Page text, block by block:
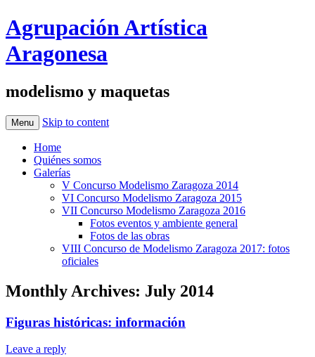
Agrupación Artística
Aragonesa
modelismo y maquetas
Menu Skip to content
Home
Quiénes somos
Galerías
V Concurso Modelismo Zaragoza 2014
VI Concurso Modelismo Zaragoza 2015
VII Concurso Modelismo Zaragoza 2016
Fotos eventos y ambiente general
Fotos de las obras
VIII Concurso de Modelismo Zaragoza 2017: fotos
oficiales
Monthly Archives: July 2014
Figuras históricas: información
Leave a reply